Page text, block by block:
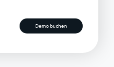
Demo buchen